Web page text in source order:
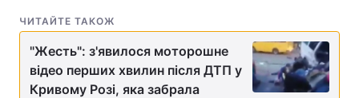
ЧИТАЙТЕ ТАКОЖ
"Жесть": з'явилося моторошне
відео перших хвилин після ДТП у
Кривому Розі, яка забрала